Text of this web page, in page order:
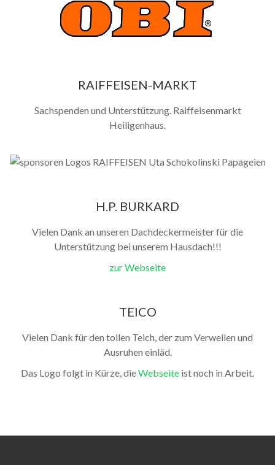
RAIFFEISEN-MARKT
Sachspenden und Unterstützung. Raiffeisenmarkt
Heiligenhaus.
H.P. BURKARD
Vielen Dank an unseren Dachdeckermeister für die
Unterstützung bei unserem Hausdach!!!
zur Webseite
TEICO
Vielen Dank für den tollen Teich, der zum Verweilen und
Ausruhen einläd.
Das Logo folgt in Kürze, dieWebseite ist noch in Arbeit.